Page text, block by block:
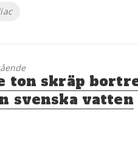
ton skräp
svenska vatten